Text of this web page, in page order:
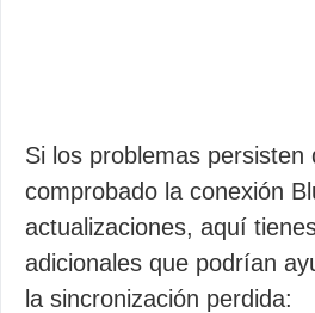
Si los problemas persisten
comprobado la conexión
actualizaciones, aquí
adicionales que podrían
la sincronización perdida: